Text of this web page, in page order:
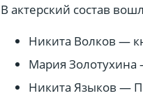
В актерский состав
Никита Волков —
Мария Золотухина
Никита Языков —